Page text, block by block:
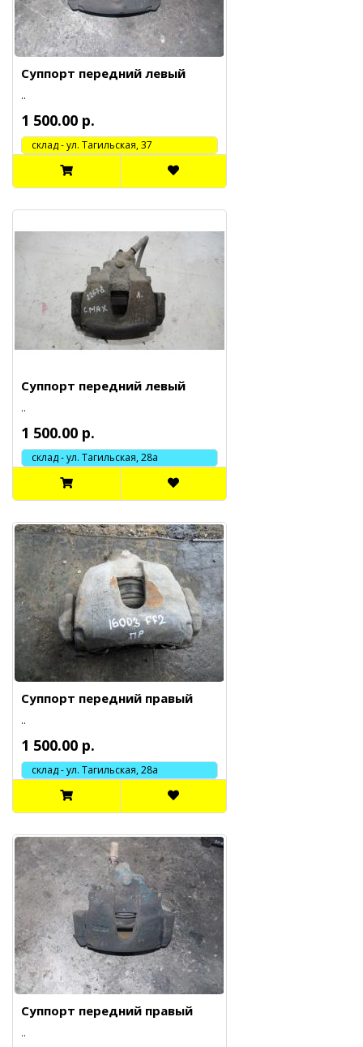
Суппорт передний левый
..
1 500.00 р.
cклад - ул. Тагильская, 37
Суппорт передний левый
..
1 500.00 р.
склад - ул. Тагильская, 28а
Суппорт передний правый
..
1 500.00 р.
склад - ул. Тагильская, 28а
Суппорт передний правый
..